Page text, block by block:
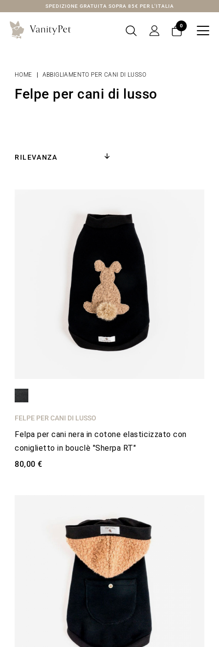
SPEDIZIONE GRATUITA SOPRA 85€ PER L'ITALIA
0 
HOME ABBIGLIAMENTO PER CANI DI LUSSO
Felpe per cani di lusso
RILEVANZA
FELPE PER CANI DI LUSSO
Felpa per cani nera in cotone elasticizzato con
coniglietto in bouclè "Sherpa RT"
80,00 €